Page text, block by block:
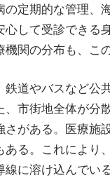
の定期的な管理、
心して受診できる
関の分布も、こ
鉄道やバスなど公
、市街地全体が分
さがある。医療施
ある。これにより
線に溶け込んでい